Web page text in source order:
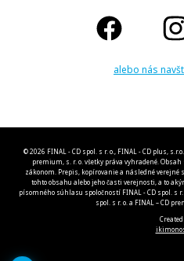
alebo nás
© 2026 FINAL - CD spol. s r. o., FINAL - CD plus,
premium, s. r. o. všetky práva vyhradené.
zákonom. Prepis, kopírovanie a následné
tohto obsahu alebo jeho časti verejnosti, a to
písomného súhlasu spoločností FINAL - CD spol. s r.
spol. s r. o. a FINAL – CD
Created